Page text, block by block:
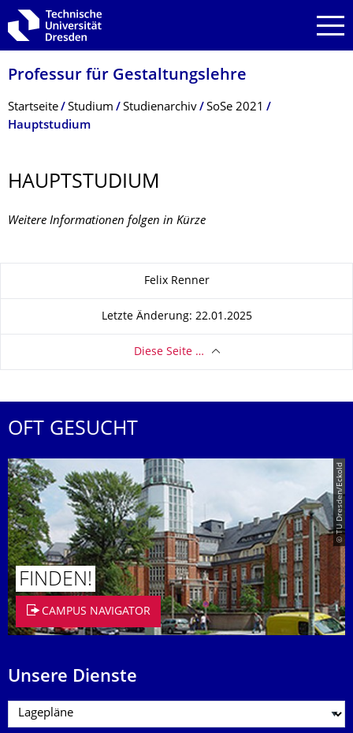
Zur Hauptnavigation springen
Zur Suche springen
Zum Inhalt springen
Professur für Gestaltungslehre
Breadcrumb-Menü
Startseite Studium Studienarchiv
SoSe 2021
Hauptstudium
HAUPTSTUDIUM
Weitere Informationen folgen in Kürze
Felix Renner
Letzte Änderung: 22.01.2025
Diese Seite …
OFT GESUCHT
© TU Dresden/Eckold
FINDEN!
CAMPUS NAVIGATOR
Unsere Dienste